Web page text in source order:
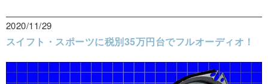
2020/11/29
スイフト・スポーツに税別35万円台でフルオーディオ！